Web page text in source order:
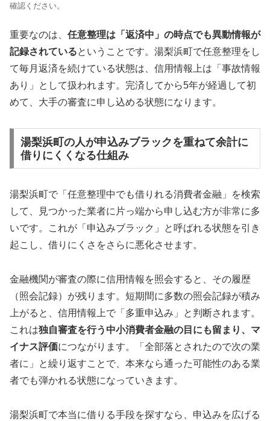
確認ください。
重要なのは、 任意整理は「返済中」の時点でも異動情報が
記録されているということです。湯梨浜町で任意整理をし
て毎月返済を続けている状態は、信用情報上は「事故情報
あり」として扱われます。完済してから5年が経過して初
めて、大手の審査に申し込める状態になります。
湯梨浜町の人が申込みブラックを重ねて余計に
借りにくくなる仕組み
湯梨浜町で「任意整理中でも借りれる消費者金融」を検索
して、見つかった業者に片っ端から申し込む方が非常に多
いです。これが「申込みブラック」と呼ばれる状態を引き
起こし、借りにくさをさらに悪化させます。
金融機関が審査の際に信用情報を照会すると、その履歴
（照会記録）が残ります。短期間に多数の照会記録が積み
上がると、信用情報上で「多重申込み」と判断されます。
これは独自審査を行う中小消費者金融の目にも留まり、マ
イナス評価につながります。「全部落とされたので次の業
者に」と繰り返すことで、本来なら通った可能性のある業
者でも弾かれる状態になっていきます。
湯梨浜町で本当に借りる手段を探すなら、申込みを広げる